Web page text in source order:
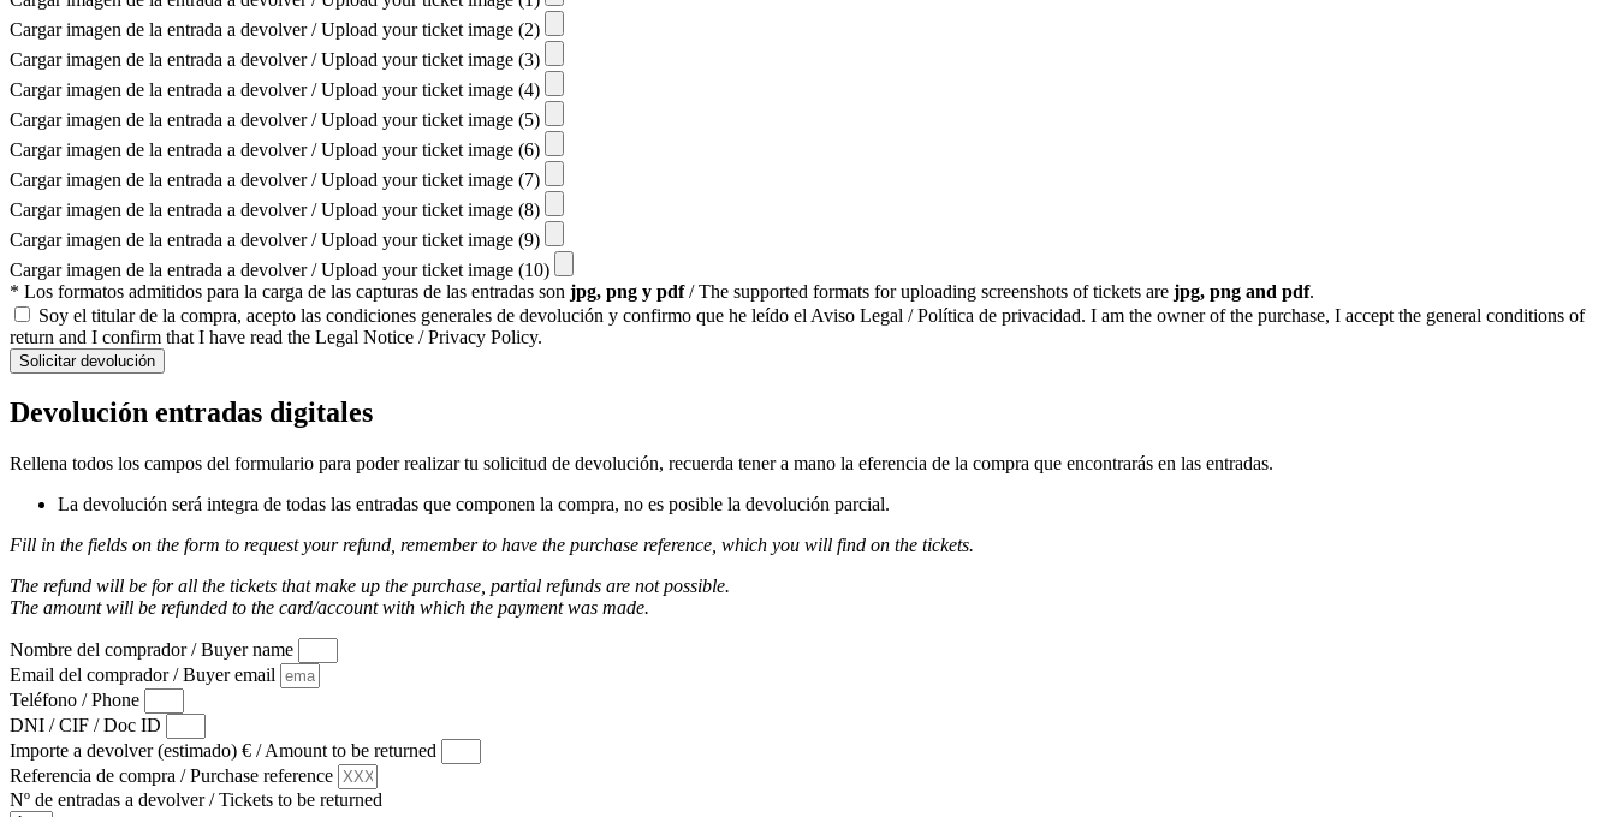
Cargar imagen de la entrada a devolver / Upload your ticket image (2)
Cargar imagen de la entrada a devolver / Upload your ticket image (3)
Cargar imagen de la entrada a devolver / Upload your ticket image (4)
Cargar imagen de la entrada a devolver / Upload your ticket image (5)
Cargar imagen de la entrada a devolver / Upload your ticket image (6)
Cargar imagen de la entrada a devolver / Upload your ticket image (7)
Cargar imagen de la entrada a devolver / Upload your ticket image (8)
Cargar imagen de la entrada a devolver / Upload your ticket image (9)
Cargar imagen de la entrada a devolver / Upload your ticket image (10)
* Los formatos admitidos para la carga de las capturas de las entradas son jpg, png y pdf/ The supported formats for uploading screenshots of tickets are jpg, png and pdf.
Soy el titular de la compra, acepto las condiciones generales de devolución y confirmo que he leído el Aviso Legal / Política de privacidad. I am the owner of the purchase, I accept the general conditions of
return and I confirm that I have read the Legal Notice / Privacy Policy.
Solicitar devolución
Devolución entradas digitales
Rellena todos los campos del formulario para poder realizar tu solicitud de devolución, recuerda tener a mano la eferencia de la compra que encontrarás en las entradas.
La devolución será integra de todas las entradas que componen la compra, no es posible la devolución parcial.
Fill in the fields on the form to request your refund, remember to have the purchase reference, which you will find on the tickets.
The refund will be for all the tickets that make up the purchase, partial refunds are not possible.
The amount will be refunded to the card/account with which the payment was made.
Nombre del comprador / Buyer name
Email del comprador / Buyer email
Teléfono / Phone
DNI / CIF / Doc ID
Importe a devolver (estimado) € / Amount to be returned
Referencia de compra / Purchase reference
Nº de entradas a devolver / Tickets to be returned